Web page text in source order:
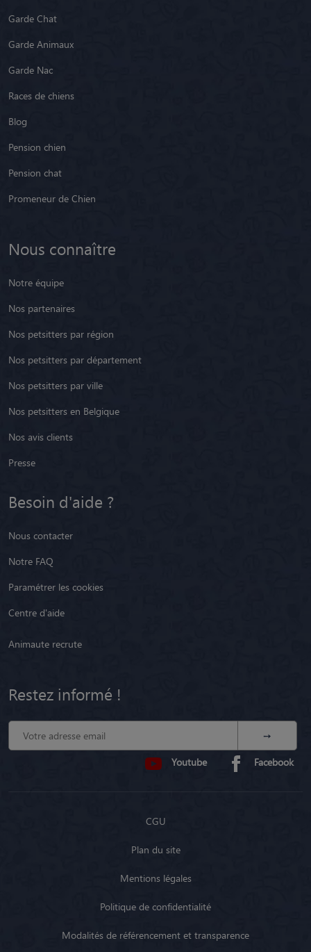
Garde Chat
Garde Animaux
Garde Nac
Races de chiens
Blog
Pension chien
Pension chat
Promeneur de Chien
Nous connaître
Notre équipe
Nos partenaires
Nos petsitters par région
Nos petsitters par département
Nos petsitters par ville
Nos petsitters en Belgique
Nos avis clients
Presse
Besoin d'aide ?
Nous contacter
Notre FAQ
Paramétrer les cookies
Centre d'aide
Animaute recrute
Restez informé !
Youtube Facebook
CGU
Plan du site
Mentions légales
Politique de confidentialité
Modalités de référencement et transparence